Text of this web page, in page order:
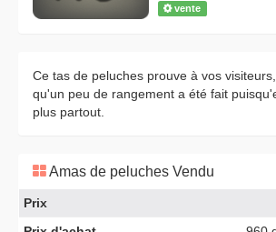
vente
Ce tas de peluches prouve à vos
qu'un peu de rangement a été fait
plus partout.
Amas de peluches Vendu
Prix